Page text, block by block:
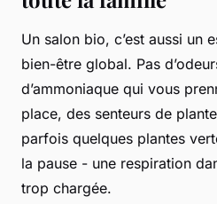
Un salon bio, c’est aussi un
bien-être global. Pas
d’ammoniaque qui vous
place, des senteurs de
parfois quelques plantes
la pause - une respiration
trop chargée.